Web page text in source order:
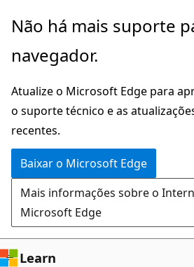
Pular
o
principal
Não há mais suporte
navegador.
Atualize o Microsoft Edge para
o suporte técnico e as
recentes.
Baixar o Microsoft Edge
Mais informações sobre o
Microsoft Edge
Learn